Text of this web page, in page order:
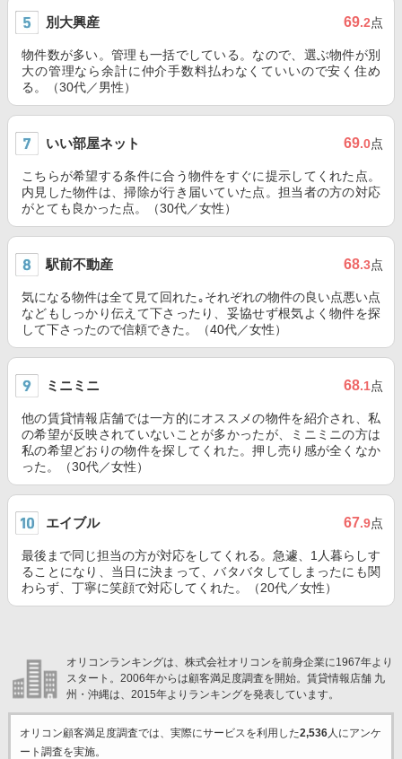
別大興産 69.2点
物件数が多い。管理も一括でしている。なので、選ぶ物件が別
大の管理なら余計に仲介手数料払わなくていいので安く住め
る。（30代／男性）
いい部屋ネット 69.0点
こちらが希望する条件に合う物件をすぐに提示してくれた点。
内見した物件は、掃除が行き届いていた点。担当者の方の対応
がとても良かった点。（30代／女性）
駅前不動産 68.3点
気になる物件は全て見て回れた｡それぞれの物件の良い点悪い点
などもしっかり伝えて下さったり、妥協せず根気よく物件を探
して下さったので信頼できた。（40代／女性）
ミニミニ 68.1点
他の賃貸情報店舗では一方的にオススメの物件を紹介され、私
の希望が反映されていないことが多かったが、ミニミニの方は
私の希望どおりの物件を探してくれた。押し売り感が全くなか
った。（30代／女性）
エイブル 67.9点
最後まで同じ担当の方が対応をしてくれる。急遽、1人暮らしす
ることになり、当日に決まって、バタバタしてしまったにも関
わらず、丁寧に笑顔で対応してくれた。（20代／女性）
オリコンランキングは、株式会社オリコンを前身企業に1967年より
スタート。2006年からは顧客満足度調査を開始。賃貸情報店舗 九
州・沖縄は、2015年よりランキングを発表しています。
オリコン顧客満足度調査では、実際にサービスを利用した2,536人にアンケ
ート調査を実施。